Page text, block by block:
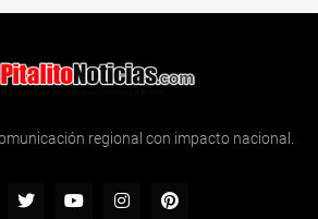
regional con impacto nacional.